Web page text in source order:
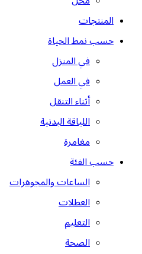
المنتجات
حسب نمط الحياة
في المنزل
في العمل
أثناء التنقل
اللياقة البدنية
مغامرة
حسب الفئة
الساعات والمجوهرات
العطلات
التعليم
الصحة